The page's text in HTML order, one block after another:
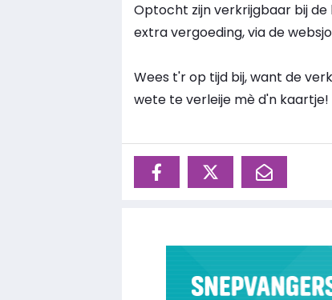
Optocht zijn verkrijgbaar bij
extra vergoeding, via de
Wees t'r op tijd bij, want de
wete te verleije mè d'n kaartje!